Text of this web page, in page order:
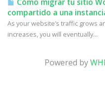
Cómo migrar tu sitio
compartido a una
As your website’s traffic grows
increases, you will eventually...
Powered by